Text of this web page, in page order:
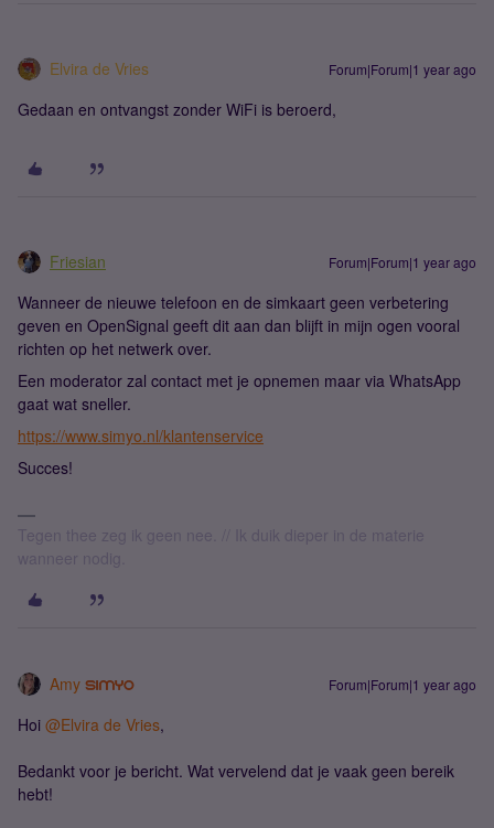
Elvira de Vries Forum|Forum|1 year ago
Gedaan en ontvangst zonder WiFi is beroerd,
Friesian Forum|Forum|1 year ago
Wanneer de nieuwe telefoon en de simkaart geen verbetering
geven en OpenSignal geeft dit aan dan blijft in mijn ogen vooral
richten op het netwerk over.
Een moderator zal contact met je opnemen maar via WhatsApp
gaat wat sneller.
https://www.simyo.nl/klantenservice
Succes!
Tegen thee zeg ik geen nee. // Ik duik dieper in de materie
wanneer nodig.
Amy Forum|Forum|1 year ago
Hoi ​ @Elvira de Vries,
Bedankt voor je bericht. Wat vervelend dat je vaak geen bereik
hebt!